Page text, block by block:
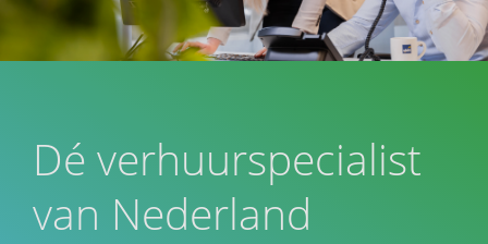
Dé verhuurspecialist
van Nederland